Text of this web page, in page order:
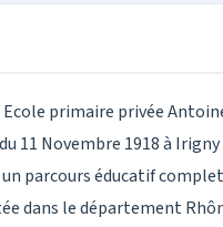
Ecole primaire privée
11 Novembre 1918 à
parcours éducatif
dans le département